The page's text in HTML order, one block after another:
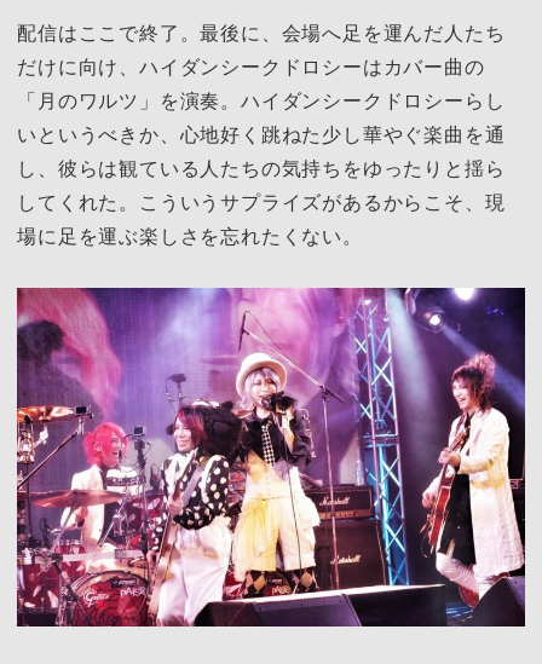
配信はここで終了。最後に、会場へ足を運んだ人たち
だけに向け、ハイダンシークドロシーはカバー曲の
「月のワルツ」を演奏。ハイダンシークドロシーらし
いというべきか、心地好く跳ねた少し華やぐ楽曲を通
し、彼らは観ている人たちの気持ちをゆったりと揺ら
してくれた。こういうサプライズがあるからこそ、現
場に足を運ぶ楽しさを忘れたくない。